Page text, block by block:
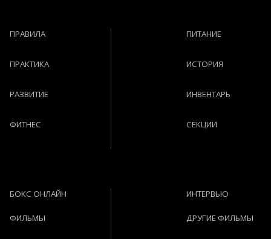
ПРАВИЛА
ПРАКТИКА
РАЗВИТИЕ
ФИТНЕС
ПИТАНИЕ
ИСТОРИЯ
ИНВЕНТАРЬ
СЕКЦИИ
БОКС ОНЛАЙН
ФИЛЬМЫ
ИНТЕРВЬЮ
ДРУГИЕ ФИЛЬМЫ